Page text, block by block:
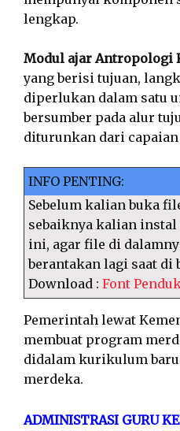
lengkap.
Modul ajar Antropologi
yang berisi tujuan,
diperlukan dalam satu
bersumber pada alur
diturunkan dari
INFO PENTING:
Sebelum kalian buka
sebaiknya kalian
ini, agar file di
berantakan lagi saat di
Download : Font
Pemerintah lewat
membuat program
didalam kurikulum
merdeka.
ADMINISTRASI GURU